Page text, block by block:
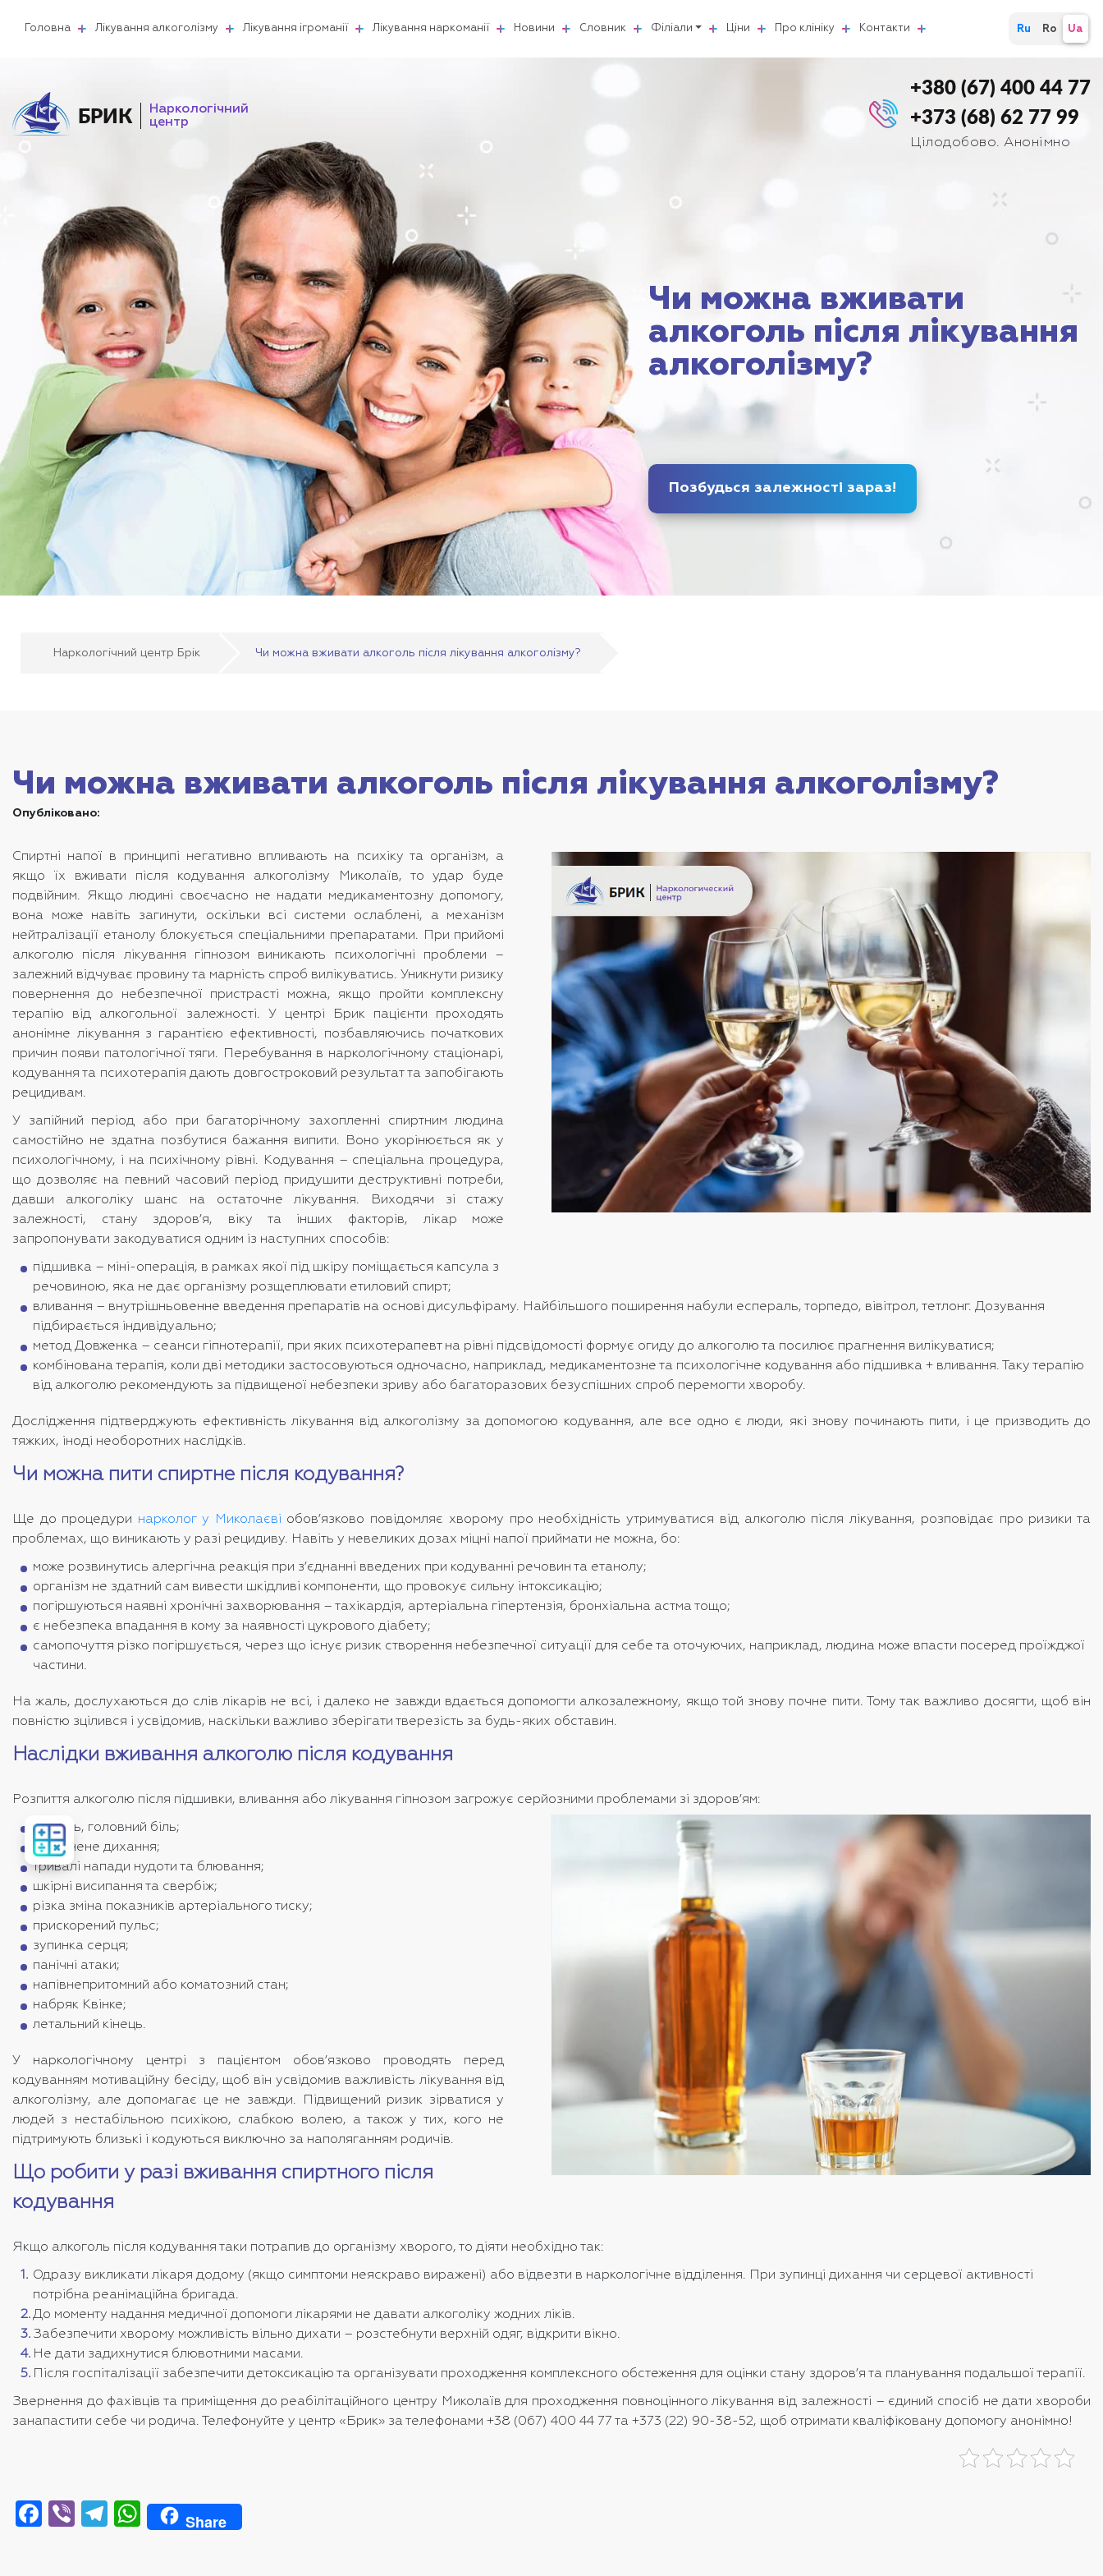
Головна Лікування алкоголізму Лікування ігроманії Лікування наркоманії Новини Словник Філіали Ціни Про клініку Контакти Ru Ro Ua
БРИК
Наркологічний
центр
+380 (67) 400 44 77
+373 (68) 62 77 99
Цілодобово. Анонімно
Чи можна вживати
алкоголь після лікування
алкоголізму?
Позбудься залежності зараз!
Наркологічний центр Брік Чи можна вживати алкоголь після лікування алкоголізму?
Чи можна вживати алкоголь після лікування алкоголізму?
Опубліковано:
Спиртні напої в принципі негативно впливають на психіку та організм, а
якщо їх вживати після кодування алкоголізму Миколаїв, то удар буде
подвійним. Якщо людині своєчасно не надати медикаментозну допомогу,
вона може навіть загинути, оскільки всі системи ослаблені, а механізм
нейтралізації етанолу блокується спеціальними препаратами. При прийомі
алкоголю після лікування гіпнозом виникають психологічні проблеми –
залежний відчуває провину та марність спроб вилікуватись. Уникнути ризику
повернення до небезпечної пристрасті можна, якщо пройти комплексну
терапію від алкогольної залежності. У центрі Брик пацієнти проходять
анонімне лікування з гарантією ефективності, позбавляючись початкових
причин появи патологічної тяги. Перебування в наркологічному стаціонарі,
кодування та психотерапія дають довгостроковий результат та запобігають
рецидивам.
У запійний період або при багаторічному захопленні спиртним людина
самостійно не здатна позбутися бажання випити. Воно укорінюється як у
психологічному, і на психічному рівні. Кодування – спеціальна процедура,
що дозволяє на певний часовий період придушити деструктивні потреби,
давши алкоголіку шанс на остаточне лікування. Виходячи зі стажу
залежності, стану здоров’я, віку та інших факторів, лікар може
запропонувати закодуватися одним із наступних способів:
підшивка – міні-операція, в рамках якої під шкіру поміщається капсула з
речовиною, яка не дає організму розщеплювати етиловий спирт;
вливання – внутрішньовенне введення препаратів на основі дисульфіраму. Найбільшого поширення набули еспераль, торпедо, вівітрол, тетлонг. Дозування
підбирається індивідуально;
метод Довженка – сеанси гіпнотерапії, при яких психотерапевт на рівні підсвідомості формує огиду до алкоголю та посилює прагнення вилікуватися;
комбінована терапія, коли дві методики застосовуються одночасно, наприклад, медикаментозне та психологічне кодування або підшивка + вливання. Таку терапію
від алкоголю рекомендують за підвищеної небезпеки зриву або багаторазових безуспішних спроб перемогти хворобу.
Дослідження підтверджують ефективність лікування від алкоголізму за допомогою кодування, але все одно є люди, які знову починають пити, і це призводить до
тяжких, іноді необоротних наслідків.
Чи можна пити спиртне після кодування?
Ще до процедури нарколог у Миколаєві обов’язково повідомляє хворому про необхідність утримуватися від алкоголю після лікування, розповідає про ризики та
проблемах, що виникають у разі рецидиву. Навіть у невеликих дозах міцні напої приймати не можна, бо:
може розвинутись алергічна реакція при з’єднанні введених при кодуванні речовин та етанолу;
організм не здатний сам вивести шкідливі компоненти, що провокує сильну інтоксикацію;
погіршуються наявні хронічні захворювання – тахікардія, артеріальна гіпертензія, бронхіальна астма тощо;
є небезпека впадання в кому за наявності цукрового діабету;
самопочуття різко погіршується, через що існує ризик створення небезпечної ситуації для себе та оточуючих, наприклад, людина може впасти посеред проїжджої
частини.
На жаль, дослухаються до слів лікарів не всі, і далеко не завжди вдається допомогти алкозалежному, якщо той знову почне пити. Тому так важливо досягти, щоб він
повністю зцілився і усвідомив, наскільки важливо зберігати тверезість за будь-яких обставин.
Наслідки вживання алкоголю після кодування
Розпиття алкоголю після підшивки, вливання або лікування гіпнозом загрожує серйозними проблемами зі здоров’ям:
мігрень, головний біль;
утруднене дихання;
тривалі напади нудоти та блювання;
шкірні висипання та свербіж;
різка зміна показників артеріального тиску;
прискорений пульс;
зупинка серця;
панічні атаки;
напівнепритомний або коматозний стан;
набряк Квінке;
летальний кінець.
У наркологічному центрі з пацієнтом обов’язково проводять перед
кодуванням мотиваційну бесіду, щоб він усвідомив важливість лікування від
алкоголізму, але допомагає це не завжди. Підвищений ризик зірватися у
людей з нестабільною психікою, слабкою волею, а також у тих, кого не
підтримують близькі і кодуються виключно за наполяганням родичів.
Що робити у разі вживання спиртного після
кодування
Якщо алкоголь після кодування таки потрапив до організму хворого, то діяти необхідно так:
Одразу викликати лікаря додому (якщо симптоми неяскраво виражені) або відвезти в наркологічне відділення. При зупинці дихання чи серцевої активності
потрібна реанімаційна бригада.
До моменту надання медичної допомоги лікарями не давати алкоголіку жодних ліків.
Забезпечити хворому можливість вільно дихати – розстебнути верхній одяг, відкрити вікно.
Не дати задихнутися блювотними масами.
Після госпіталізації забезпечити детоксикацію та організувати проходження комплексного обстеження для оцінки стану здоров’я та планування подальшої терапії.
Звернення до фахівців та приміщення до реабілітаційного центру Миколаїв для проходження повноцінного лікування від залежності – єдиний спосіб не дати хвороби
занапастити себе чи родича. Телефонуйте у центр «Брик» за телефонами +38 (067) 400 44 77 та +373 (22) 90-38-52, щоб отримати кваліфіковану допомогу анонімно!
Facebook
ViberTelegram
WhatsApp
Share
Розрахувати
лікування